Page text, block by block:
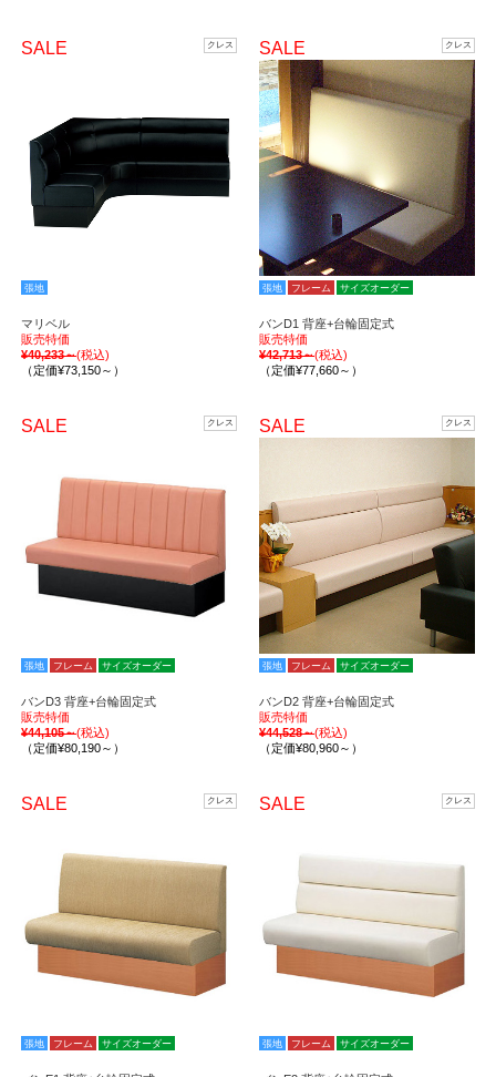
SALE クレス
張地
マリベル
販売特価
¥40,233～(税込)
（定価¥73,150～）
SALE クレス
張地 フレーム サイズオーダー
バンD1 背座+台輪固定式
販売特価
¥42,713～(税込)
（定価¥77,660～）
SALE クレス
張地 フレーム サイズオーダー
バンD3 背座+台輪固定式
販売特価
¥44,105～(税込)
（定価¥80,190～）
SALE クレス
張地 フレーム サイズオーダー
バンD2 背座+台輪固定式
販売特価
¥44,528～(税込)
（定価¥80,960～）
SALE クレス
張地 フレーム サイズオーダー
SALE クレス
張地 フレーム サイズオーダー